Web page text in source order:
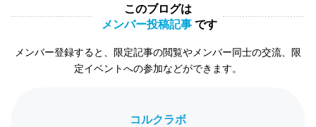
このブログは
メンバー投稿記事 です
メンバー登録すると、限定記事の閲覧やメンバー同士の交流、限
定イベントへの参加などができます。
コルクラボ